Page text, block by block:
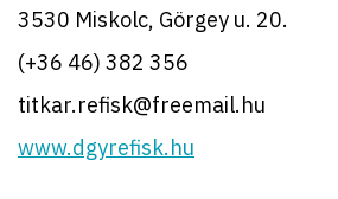
3530 Miskolc, Görgey u. 20.
(+36 46) 382 356
titkar.refisk@freemail.hu
www.dgyrefisk.hu